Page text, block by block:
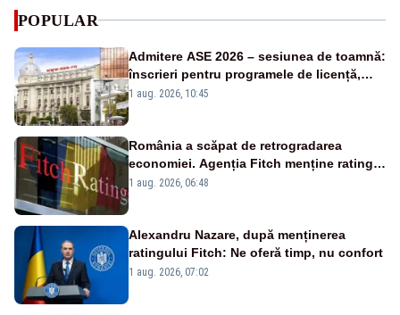
POPULAR
Admitere ASE 2026 – sesiunea de toamnă:
înscrieri pentru programele de licență,
masterat și doctorat
1 aug. 2026, 10:45
România a scăpat de retrogradarea
economiei. Agenția Fitch menține ratingul
„BBB-” cu perspectivă negativă
1 aug. 2026, 06:48
Alexandru Nazare, după menținerea
ratingului Fitch: Ne oferă timp, nu confort
1 aug. 2026, 07:02